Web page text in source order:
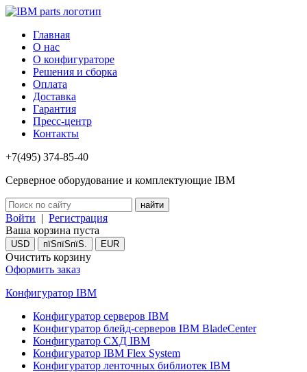
Главная
О нас
О конфигураторе
Решения и сборка
Оплата
Доставка
Гарантия
Пресс-центр
Контакты
+7(495) 374-85-40
Серверное оборудование и комплектующие IBM
Войти | Регистрация
Ваша корзина пуста
USD пїЅпїЅпїЅ. EUR
Очистить корзину
Оформить заказ
Конфигуратор IBM
Конфигуратор серверов IBM
Конфигуратор блейд-серверов IBM BladeCenter
Конфигуратор СХД IBM
Конфигуратор IBM Flex System
Конфигуратор ленточных библиотек IBM